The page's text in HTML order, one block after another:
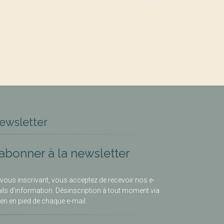
à la newsletter
vous inscrivant, vous acceptez de recevoir nos e-
d’information. Désinscription à tout moment via
en pied de chaque e-mail.